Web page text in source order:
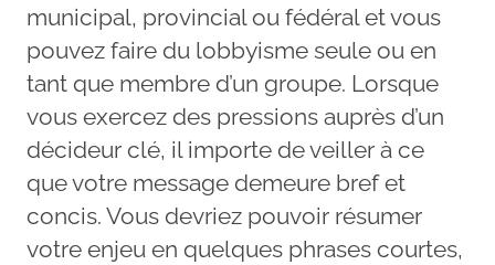
municipal, provincial ou fédéral et vous
pouvez faire du lobbyisme seule ou en
tant que membre d’un groupe. Lorsque
vous exercez des pressions auprès d’un
décideur clé, il importe de veiller à ce
que votre message demeure bref et
concis. Vous devriez pouvoir résumer
votre enjeu en quelques phrases courtes,